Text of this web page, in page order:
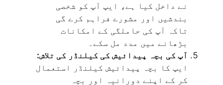
نے داخل کیا ہے، ایپ آپ کو شخصی
بندشیں اور مشورے فراہم کرے گی
تاکہ آپ کی حاملگی کے امکانات
بڑھانے میں مدد مل سکے۔
آپ کی بچہ پیدائیش کی کیلنڈر کی تلاش:
ایپ کا بچہ پیدائیش کیلنڈر استعمال
کر کے اپنے دورانیہ اور بچہ